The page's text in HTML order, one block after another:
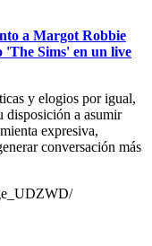
a Margot Robbie
'The Sims' en un live
y elogios por igual,
disposición a asumir
expresiva,
conversación más